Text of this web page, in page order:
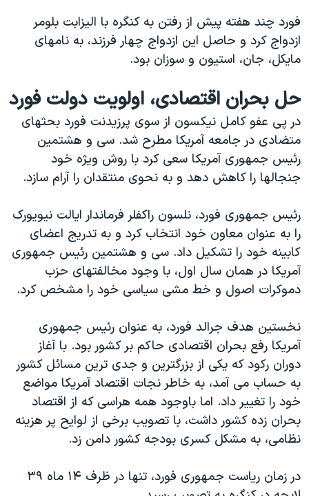
فورد چند هفته پيش از رفتن به کنگره با اليزابت بلومر
ازدواج کرد و حاصل این ازدواج چهار فرزند، به نامهای
مايکل، جان، استيون و سوزان بود.
حل بحران اقتصادی، اولویت دولت فورد
در پی عفو کامل نیکسون از سوی پرزیدنت فورد بحثهای
متضادی در جامعه آمریکا مطرح شد. سی و هشتمين
رئيس جمهوری آمريکا سعی کرد با روش ویژه خود
جنجالها را کاهش دهد و به نحوی منتقدان را آرام سازد.
رئيس جمهوری فورد، نلسون راکفلر فرماندار ايالت نيويورک
را به عنوان معاون خود انتخاب کرد و به تدريج اعضای
کابينه خود را تشکيل داد. سی و هشتمين رئيس جمهوری
آمريکا در همان سال اول، با وجود مخالفتهای حزب
دموکرات اصول و خط مشی سياسی خود را مشخص کرد.
نخستين هدف جرالد فورد، به عنوان رئيس جمهوری
آمريکا رفع بحران اقتصادی حاکم بر کشور بود. با آغاز
دوران رکود که يکی از بزرگترين و جدی ترين مسائل کشور
به حساب می آمد، به خاطر نجات اقتصاد آمريکا مواضع
خود را تغيير داد. اما باوجود همه هراسی که از اقتصاد
بحران زده کشور داشت، با تصويب برخی از لوايح پر هزينه
نظامی، به مشکل کسری بودجه کشور دامن زد.
در زمان رياست جمهوری فورد، تنها در ظرف ۱۴ ماه ۳۹